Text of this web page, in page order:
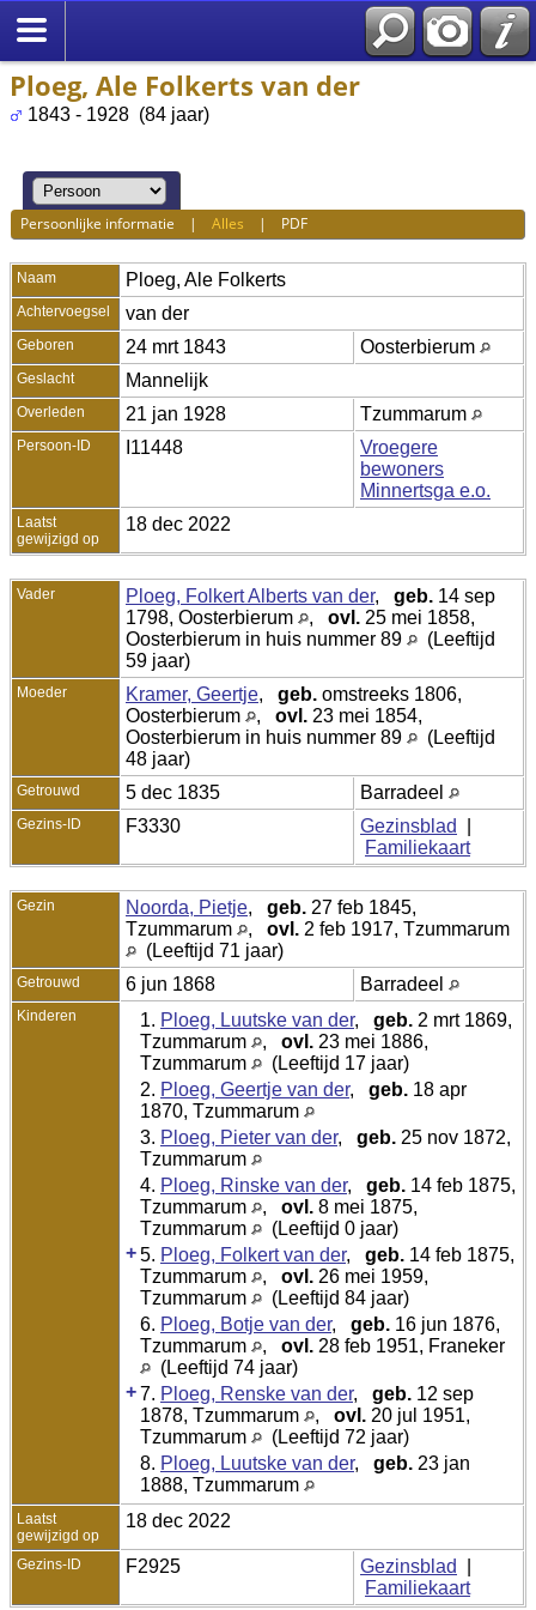
Ploeg, Ale Folkerts van der
1843 - 1928 (84 jaar)
Persoonlijke informatie |Alles | PDF
Naam Ploeg, Ale Folkerts
Achtervoegsel van der
Geboren 24 mrt 1843 Oosterbierum
Geslacht Mannelijk
Overleden 21 jan 1928 Tzummarum
Persoon-ID I11448
Vroegere
bewoners
Minnertsga e.o.
Laatst
gewijzigd op
18 dec 2022
Vader Ploeg, Folkert Alberts van der, geb. 14 sep
1798, Oosterbierum
, ovl. 25 mei 1858,
Oosterbierum in huis nummer 89
(Leeftijd
59 jaar)
Moeder Kramer, Geertje, geb. omstreeks 1806,
Oosterbierum
, ovl. 23 mei 1854,
Oosterbierum in huis nummer 89
(Leeftijd
48 jaar)
Getrouwd 5 dec 1835 Barradeel
Gezins-ID F3330 Gezinsblad
Familiekaart
Gezin Noorda, Pietje, geb. 27 feb 1845,
Tzummarum
, ovl. 2 feb 1917, Tzummarum
(Leeftijd 71 jaar)
Getrouwd 6 jun 1868 Barradeel
Kinderen 1. Ploeg, Luutske van der, geb. 2 mrt 1869,
Tzummarum
, ovl. 23 mei 1886,
Tzummarum
(Leeftijd 17 jaar)
2. Ploeg, Geertje van der, geb. 18 apr
1870, Tzummarum
3. Ploeg, Pieter van der, geb. 25 nov 1872,
Tzummarum
4. Ploeg, Rinske van der, geb. 14 feb 1875,
Tzummarum
, ovl. 8 mei 1875,
Tzummarum
(Leeftijd 0 jaar)
+5. Ploeg, Folkert van der, geb. 14 feb 1875,
Tzummarum
, ovl. 26 mei 1959,
Tzummarum
(Leeftijd 84 jaar)
6. Ploeg, Botje van der, geb. 16 jun 1876,
Tzummarum
, ovl. 28 feb 1951, Franeker
(Leeftijd 74 jaar)
+7. Ploeg, Renske van der, geb. 12 sep
1878, Tzummarum
, ovl. 20 jul 1951,
Tzummarum
(Leeftijd 72 jaar)
8. Ploeg, Luutske van der, geb. 23 jan
1888, Tzummarum
Laatst
gewijzigd op
18 dec 2022
Gezins-ID F2925 Gezinsblad
Familiekaart